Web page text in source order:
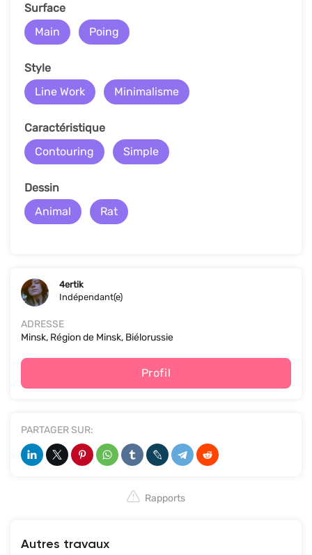
Surface
Main
Poing
Style
Line Work
Minimalisme
Caractéristique
Contouring
Simple
Dessin
Animal
Rat
4ertik
Indépendant(e)
ADRESSE
Minsk, Région de Minsk, Biélorussie
Profil
PARTAGER SUR:
Rapports
Autres travaux